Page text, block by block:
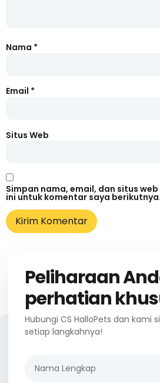
Nama *
Email *
Situs Web
Simpan nama, email, dan situs
ini untuk komentar saya berikutnya.
Peliharaan
perhatian
Hubungi CS HalloPets dan kami
setiap langkahnya!